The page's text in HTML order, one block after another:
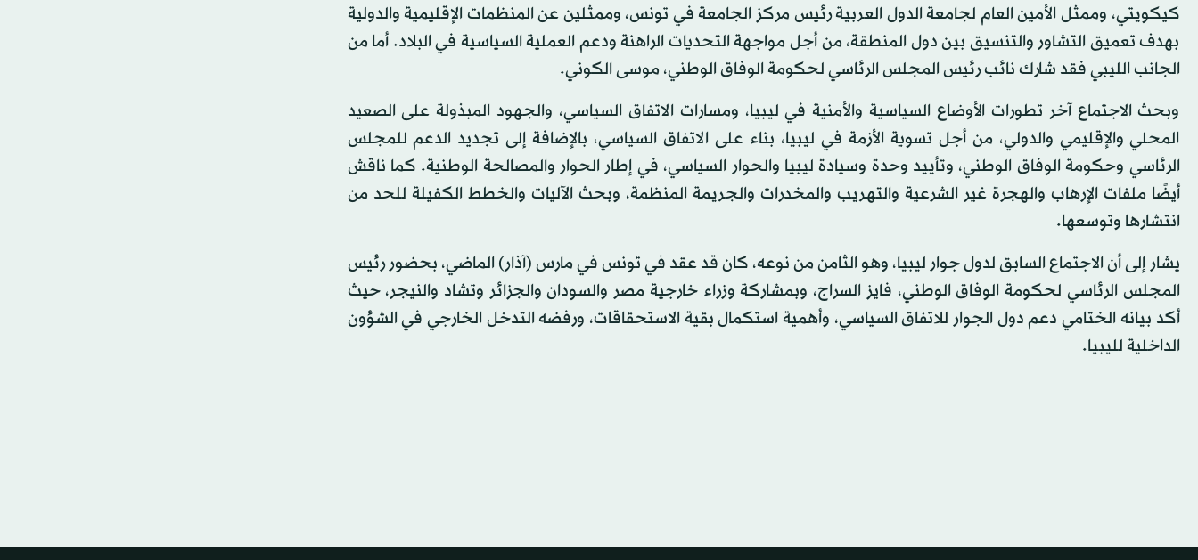
كيكويتي، وممثل الأمين العام لجامعة الدول العربية رئيس مركز الجامعة في تونس، وممثلين عن المنظمات الإقليمية والدولية
بهدف تعميق التشاور والتنسيق بين دول المنطقة، من أجل مواجهة التحديات الراهنة ودعم العملية السياسية في البلاد. أما من
الجانب الليبي فقد شارك نائب رئيس المجلس الرئاسي لحكومة الوفاق الوطني، موسى الكوني.
وبحث الاجتماع آخر تطورات الأوضاع السياسية والأمنية في ليبيا، ومسارات الاتفاق السياسي، والجهود المبذولة على الصعيد
المحلي والإقليمي والدولي، من أجل تسوية الأزمة في ليبيا، بناء على الاتفاق السياسي، بالإضافة إلى تجديد الدعم للمجلس
الرئاسي وحكومة الوفاق الوطني، وتأييد وحدة وسيادة ليبيا والحوار السياسي، في إطار الحوار والمصالحة الوطنية. كما ناقش
أيضًا ملفات الإرهاب والهجرة غير الشرعية والتهريب والمخدرات والجريمة المنظمة، وبحث الآليات والخطط الكفيلة للحد من
انتشارها وتوسعها.
يشار إلى أن الاجتماع السابق لدول جوار ليبيا، وهو الثامن من نوعه، كان قد عقد في تونس في مارس (آذار) الماضي، بحضور رئيس
المجلس الرئاسي لحكومة الوفاق الوطني، فايز السراج، وبمشاركة وزراء خارجية مصر والسودان والجزائر وتشاد والنيجر، حيث
أكد بيانه الختامي دعم دول الجوار للاتفاق السياسي، وأهمية استكمال بقية الاستحقاقات، ورفضه التدخل الخارجي في الشؤون
الداخلية لليبيا.